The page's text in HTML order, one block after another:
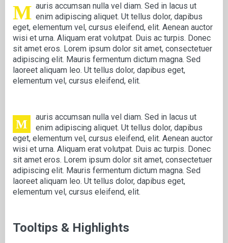
M auris accumsan nulla vel diam. Sed in lacus ut
enim adipiscing aliquet. Ut tellus dolor, dapibus
eget, elementum vel, cursus eleifend, elit. Aenean auctor
wisi et urna. Aliquam erat volutpat. Duis ac turpis. Donec
sit amet eros. Lorem ipsum dolor sit amet, consectetuer
adipiscing elit. Mauris fermentum dictum magna. Sed
laoreet aliquam leo. Ut tellus dolor, dapibus eget,
elementum vel, cursus eleifend, elit.
M
auris accumsan nulla vel diam. Sed in lacus ut
enim adipiscing aliquet. Ut tellus dolor, dapibus
eget, elementum vel, cursus eleifend, elit. Aenean auctor
wisi et urna. Aliquam erat volutpat. Duis ac turpis. Donec
sit amet eros. Lorem ipsum dolor sit amet, consectetuer
adipiscing elit. Mauris fermentum dictum magna. Sed
laoreet aliquam leo. Ut tellus dolor, dapibus eget,
elementum vel, cursus eleifend, elit.
Tooltips & Highlights